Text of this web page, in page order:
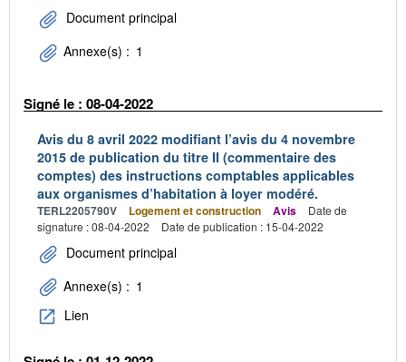
Document principal
Annexe(s) : 1
Signé le : 08-04-2022
Avis du 8 avril 2022 modifiant l’avis du 4 novembre
2015 de publication du titre II (commentaire des
comptes) des instructions comptables applicables
aux organismes d’habitation à loyer modéré.
TERL2205790V Logement et construction Avis
Date de
signature : 08-04-2022
Date de publication : 15-04-2022
Document principal
Annexe(s) : 1
Lien